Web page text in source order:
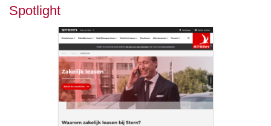
Spotlight